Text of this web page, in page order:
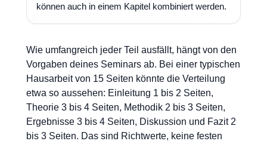
können auch in einem Kapitel kombiniert werden.
Wie umfangreich jeder Teil ausfällt, hängt von den
Vorgaben deines Seminars ab. Bei einer typischen
Hausarbeit von 15 Seiten könnte die Verteilung
etwa so aussehen: Einleitung 1 bis 2 Seiten,
Theorie 3 bis 4 Seiten, Methodik 2 bis 3 Seiten,
Ergebnisse 3 bis 4 Seiten, Diskussion und Fazit 2
bis 3 Seiten. Das sind Richtwerte, keine festen